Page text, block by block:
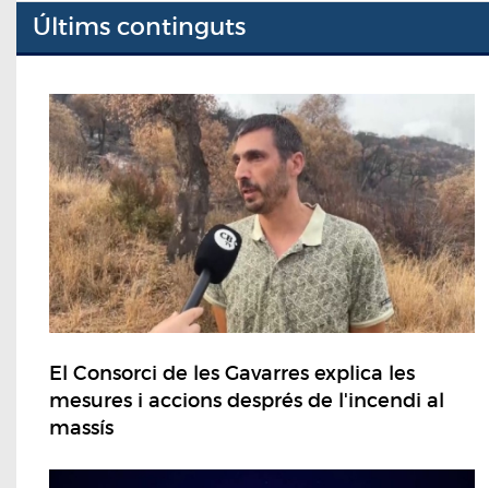
Últims continguts
El Consorci de les Gavarres explica les
mesures i accions després de l'incendi al
massís